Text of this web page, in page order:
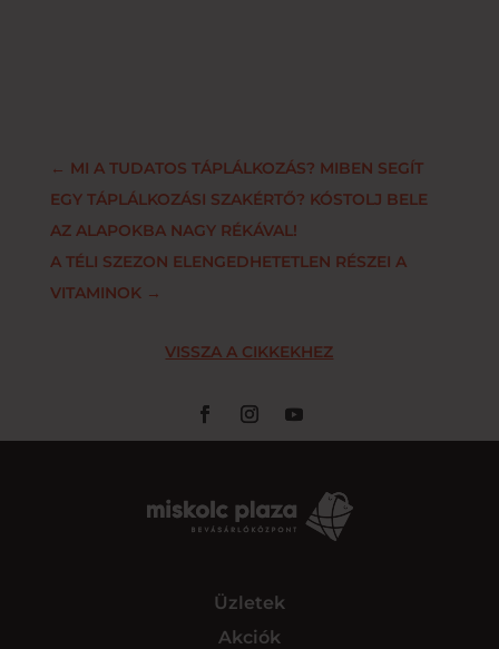
← MI A TUDATOS TÁPLÁLKOZÁS? MIBEN SEGÍT
EGY TÁPLÁLKOZÁSI SZAKÉRTŐ? KÓSTOLJ BELE
AZ ALAPOKBA NAGY RÉKÁVAL!
A TÉLI SZEZON ELENGEDHETETLEN RÉSZEI A
VITAMINOK→
VISSZA A CIKKEKHEZ
Üzletek
Akciók